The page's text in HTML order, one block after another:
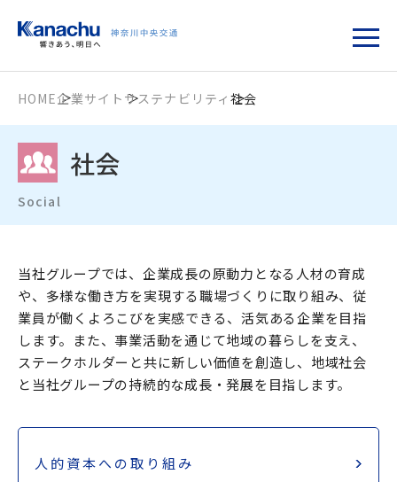
HOME企業サイト サステナビリティ社会
社会
Social
当社グループでは、企業成長の原動力となる人材の育成
や、多様な働き方を実現する職場づくりに取り組み、従
業員が働くよろこびを実感できる、活気ある企業を目指
します。また、事業活動を通じて地域の暮らしを支え、
ステークホルダーと共に新しい価値を創造し、地域社会
と当社グループの持続的な成長・発展を目指します。
人的資本への取り組み